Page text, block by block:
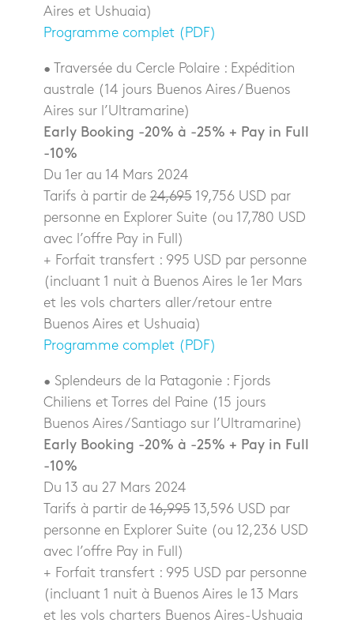
Aires et Ushuaia)
Programme complet (PDF)
• Traversée du Cercle Polaire : Expédition
australe (14 jours Buenos Aires / Buenos
Aires sur l’Ultramarine)
Early Booking -20% à -25% + Pay in Full
-10%
Du 1er au 14 Mars 2024
Tarifs à partir de24,69519,756 USD par
personne en Explorer Suite (ou 17,780 USD
avec l’offre Pay in Full)
+ Forfait transfert : 995 USD par personne
(incluant 1 nuit à Buenos Aires le 1er Mars
et les vols charters aller/retour entre
Buenos Aires et Ushuaia)
Programme complet (PDF)
• Splendeurs de la Patagonie : Fjords
Chiliens et Torres del Paine (15 jours
Buenos Aires/Santiago sur l’Ultramarine)
Early Booking -20% à -25% + Pay in Full
-10%
Du 13 au 27 Mars 2024
Tarifs à partir de16,99513,596 USD par
personne en Explorer Suite (ou 12,236 USD
avec l’offre Pay in Full)
+ Forfait transfert : 995 USD par personne
(incluant 1 nuit à Buenos Aires le 13 Mars
et les vols charters Buenos Aires-Ushuaia